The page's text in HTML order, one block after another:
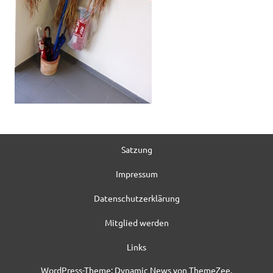
Satzung
Impressum
Datenschutzerklärung
Mitglied werden
Links
WordPress-Theme: Dynamic News von ThemeZee.